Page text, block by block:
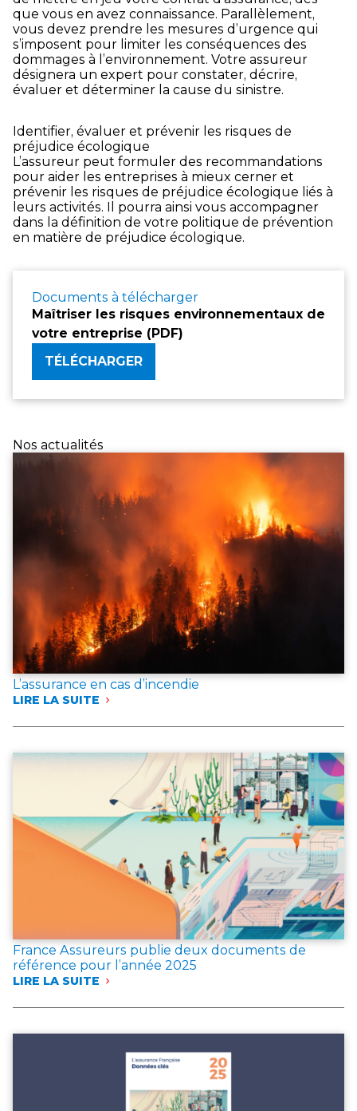
que vous en avez connaissance. Parallèlement,
vous devez prendre les mesures d’urgence qui
s’imposent pour limiter les conséquences des
dommages à l’environnement. Votre assureur
désignera un expert pour constater, décrire,
évaluer et déterminer la cause du sinistre.
Identifier, évaluer et prévenir les risques de
préjudice écologique
L’assureur peut formuler des recommandations
pour aider les entreprises à mieux cerner et
prévenir les risques de préjudice écologique liés à
leurs activités. Il pourra ainsi vous accompagner
dans la définition de votre politique de prévention
en matière de préjudice écologique.
Documents à télécharger
Maîtriser les risques environnementaux de
votre entreprise (PDF)
TÉLÉCHARGER
Nos actualités
L’assurance en cas d’incendie
LIRE LA SUITE
:
CAS
D’INCENDIE
France Assureurs publie deux documents de
référence pour l’année 2025
LIRE LA SUITE
:
PUBLIE